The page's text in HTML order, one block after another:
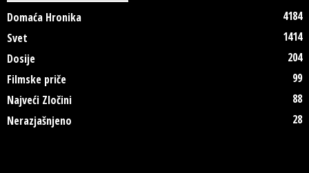
Domaća Hronika
4184
Svet
1414
Dosije
204
Filmske priče
99
Najveći Zločini
88
Nerazjašnjeno
28